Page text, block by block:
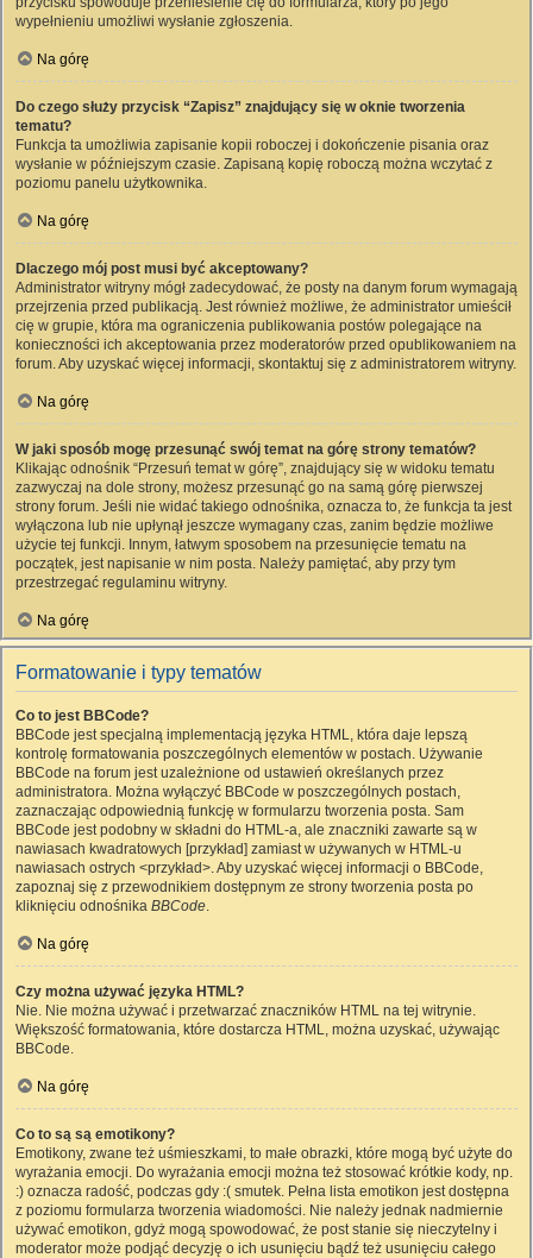
wypełnieniu umożliwi wysłanie zgłoszenia.
Na górę
Do czego służy przycisk “Zapisz” znajdujący się w oknie tworzenia
tematu?
Funkcja ta umożliwia zapisanie kopii roboczej i dokończenie pisania oraz
wysłanie w późniejszym czasie. Zapisaną kopię roboczą można wczytać z
poziomu panelu użytkownika.
Na górę
Dlaczego mój post musi być akceptowany?
Administrator witryny mógł zadecydować, że posty na danym forum wymagają
przejrzenia przed publikacją. Jest również możliwe, że administrator umieścił
cię w grupie, która ma ograniczenia publikowania postów polegające na
konieczności ich akceptowania przez moderatorów przed opublikowaniem na
forum. Aby uzyskać więcej informacji, skontaktuj się z administratorem witryny.
Na górę
W jaki sposób mogę przesunąć swój temat na górę strony tematów?
Klikając odnośnik “Przesuń temat w górę”, znajdujący się w widoku tematu
zazwyczaj na dole strony, możesz przesunąć go na samą górę pierwszej
strony forum. Jeśli nie widać takiego odnośnika, oznacza to, że funkcja ta jest
wyłączona lub nie upłynął jeszcze wymagany czas, zanim będzie możliwe
użycie tej funkcji. Innym, łatwym sposobem na przesunięcie tematu na
początek, jest napisanie w nim posta. Należy pamiętać, aby przy tym
przestrzegać regulaminu witryny.
Na górę
Formatowanie i typy tematów
Co to jest BBCode?
BBCode jest specjalną implementacją języka HTML, która daje lepszą
kontrolę formatowania poszczególnych elementów w postach. Używanie
BBCode na forum jest uzależnione od ustawień określanych przez
administratora. Można wyłączyć BBCode w poszczególnych postach,
zaznaczając odpowiednią funkcję w formularzu tworzenia posta. Sam
BBCode jest podobny w składni do HTML-a, ale znaczniki zawarte są w
nawiasach kwadratowych [przykład] zamiast w używanych w HTML-u
nawiasach ostrych <przykład>. Aby uzyskać więcej informacji o BBCode,
zapoznaj się z przewodnikiem dostępnym ze strony tworzenia posta po
kliknięciu odnośnika BBCode.
Na górę
Czy można używać języka HTML?
Nie. Nie można używać i przetwarzać znaczników HTML na tej witrynie.
Większość formatowania, które dostarcza HTML, można uzyskać, używając
BBCode.
Na górę
Co to są są emotikony?
Emotikony, zwane też uśmieszkami, to małe obrazki, które mogą być użyte do
wyrażania emocji. Do wyrażania emocji można też stosować krótkie kody, np.
:) oznacza radość, podczas gdy :( smutek. Pełna lista emotikon jest dostępna
z poziomu formularza tworzenia wiadomości. Nie należy jednak nadmiernie
używać emotikon, gdyż mogą spowodować, że post stanie się nieczytelny i
moderator może podjąć decyzję o ich usunięciu bądź też usunięciu całego